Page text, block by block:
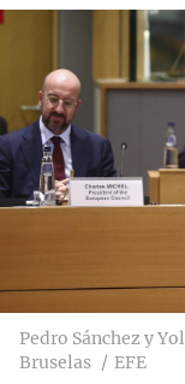
Pedro Sánchez y
Bruselas
EFE